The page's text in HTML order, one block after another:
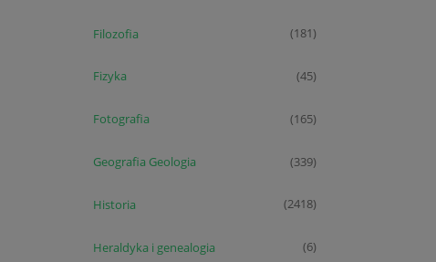
Filozofia (181)
Fizyka (45)
Fotografia (165)
Geografia Geologia (339)
Historia (2418)
Heraldyka i genealogia (6)